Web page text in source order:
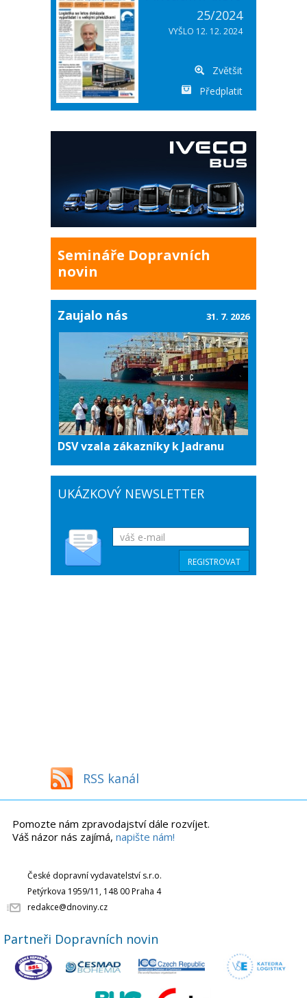
25/2024
VYŠLO 12. 12. 2024
Zvětšit
Předplatit
Semináře Dopravních
novin
Zaujalo nás
DSV vzala zákazníky k Jadranu
31. 7. 2026
UKÁZKOVÝ NEWSLETTER
RSS kanál
Pomozte nám zpravodajství dále rozvíjet.
Váš názor nás zajímá, napište nám!
České dopravní vydavatelství s.r.o.
Petýrkova 1959/11, 148 00 Praha 4
redakce@dnoviny.cz
Partneři Dopravních novin